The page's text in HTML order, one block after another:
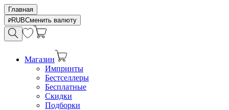
Главная
RUBСменить валюту
Магазин
Импринты
Бестселлеры
Бесплатные
Скидки
Подборки